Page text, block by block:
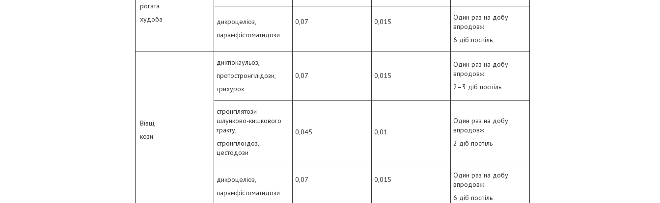
рогата
худоба
дикроцеліоз,
парамфістоматидози
0,07 0,015
Один раз на добу
впродовж
6 діб поспіль
Вівці,
кози
диктіокаульоз,
протостронгілідози,
трихуроз
0,07 0,015
Один раз на добу
впродовж
2–3 діб поспіль
стронгілятози
шлунково-кишкового
тракту,
стронгілоїдоз,
цестодози
0,045 0,01
Один раз на добу
впродовж
2 діб поспіль
дикроцеліоз,
парамфістоматидози
0,07 0,015
Один раз на добу
впродовж
6 діб поспіль